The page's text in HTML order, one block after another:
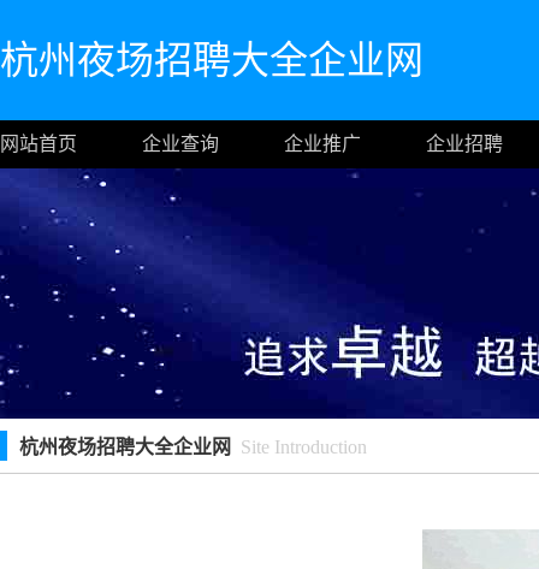
杭州夜场招聘大全企业网
网站首页 企业查询 企业推广 企业招聘
杭州夜场招聘大全企业网 Site Introduction